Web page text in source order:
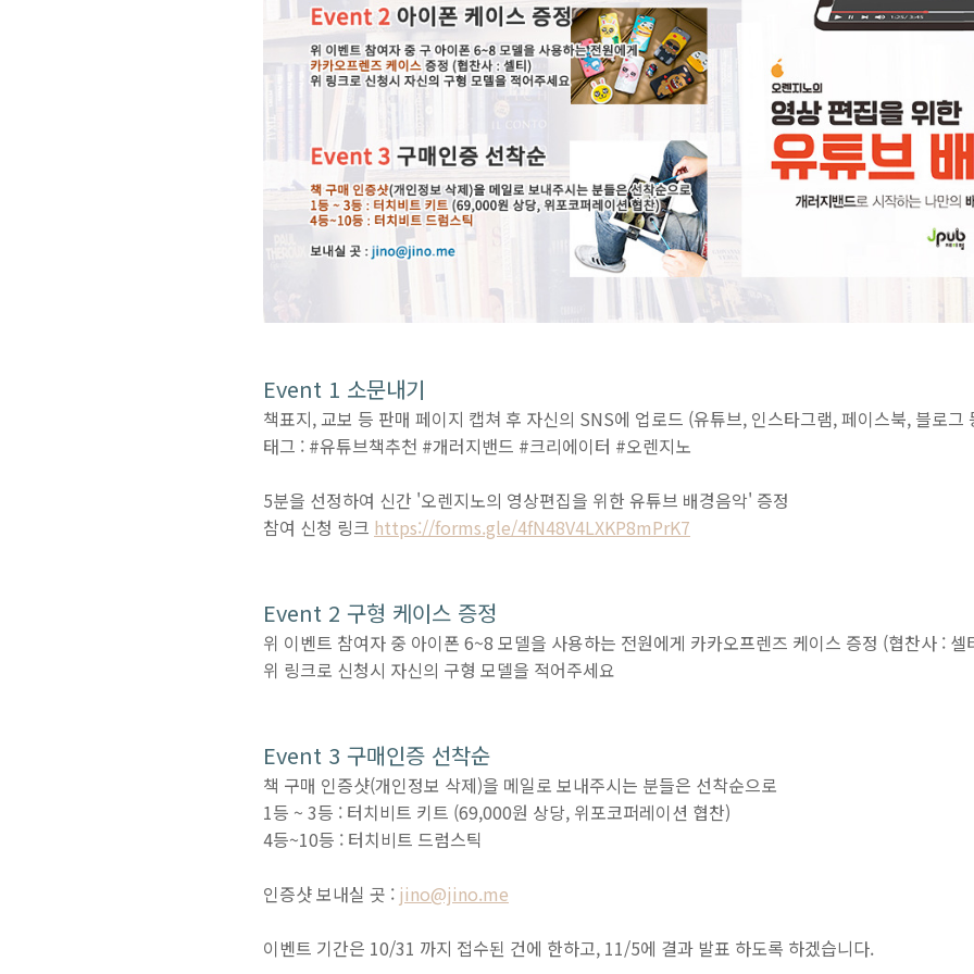
Event 1 소문내기
책표지, 교보 등 판매 페이지 캡쳐 후 자신의 SNS에 업로드 (유튜브, 인스타그램, 페이스북, 블로그
태그 : #유튜브책추천 #개러지밴드 #크리에이터 #오렌지노
5분을 선정하여 신간 '오렌지노의 영상편집을 위한 유튜브 배경음악' 증정
참여 신청 링크 https://forms.gle/4fN48V4LXKP8mPrK7
Event 2 구형 케이스 증정
위 이벤트 참여자 중 아이폰 6~8 모델을 사용하는 전원에게 카카오프렌즈 케이스 증정 (협찬사 : 셀
위 링크로 신청시 자신의 구형 모델을 적어주세요
Event 3 구매인증 선착순
책 구매 인증샷(개인정보 삭제)을 메일로 보내주시는 분들은 선착순으로
1등 ~ 3등 : 터치비트 키트 (69,000원 상당, 위포코퍼레이션 협찬)
4등~10등 : 터치비트 드럼스틱
인증샷 보내실 곳 : jino@jino.me
이벤트 기간은 10/31 까지 접수된 건에 한하고, 11/5에 결과 발표 하도록 하겠습니다.